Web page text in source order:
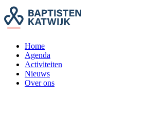
Home
Agenda
Activiteiten
Nieuws
Over ons